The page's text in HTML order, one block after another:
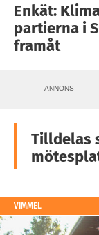
Enkät:
partierna i
framåt
ANNONS
Tilldelas
VIMMEL